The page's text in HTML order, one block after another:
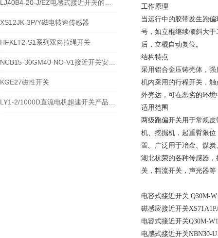
XS12JK-3P/Y磁电转速传感器
HFKLT2-S1系列双向拉绳开关
KGE27磁性开关
工作原理
当运行中的胶带发生跑
号，如立棍继续倾斜大
后，立棍自动复位。
结构特点
采用铝合金压铸壳体，
机内采用的行程开关，
外壳达，可在恶劣的环
适用范围
两级跑偏开关用于常规
机、挖掘机，起重臂限
置。广泛用于冶金、煤
湖北杭荣的各种传感器
关，料流开关，声光器
电容式接近开关 Q30M-
磁感应接近开关
电容式接近开关Q30M-
电感式接近开关NBN30-